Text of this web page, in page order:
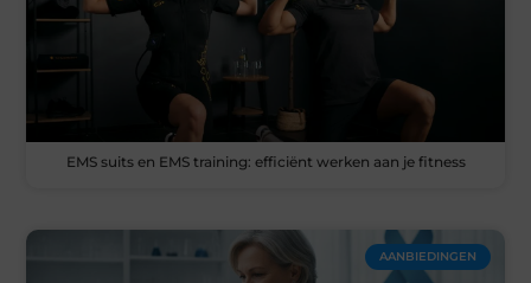
EMS suits en EMS training: efficiënt werken aan je fitness
AANBIEDINGEN